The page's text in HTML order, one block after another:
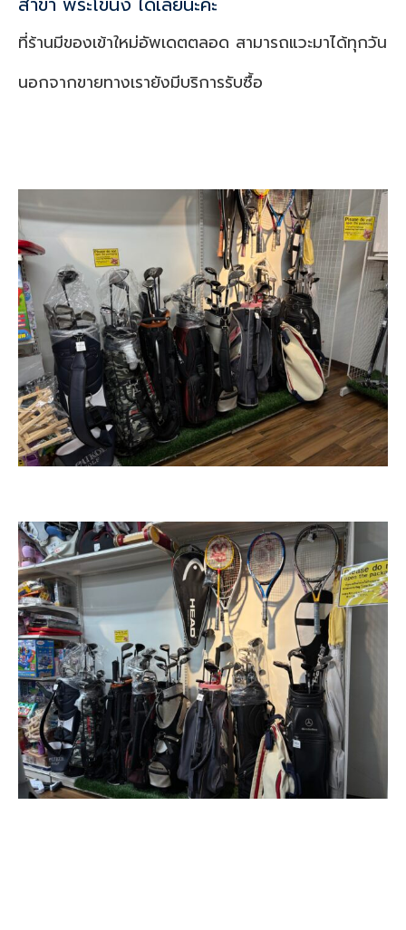
ที่ร้านมีของเข้าใหม่อัพเดตตลอด สามารถแวะมาได้ทุกวัน
นอกจากขายทางเรายังมีบริการรับซื้อ